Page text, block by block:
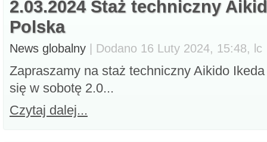
2.03.2024 Staż techniczny
Polska
News globalny | Dodano 16 Luty 2024, 15:48, lc
Zapraszamy na staż techniczny Aikido
się w sobotę 2.0...
Czytaj dalej...